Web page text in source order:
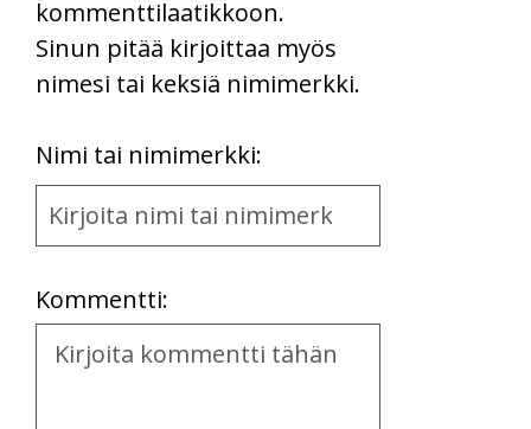
kommenttilaatikkoon.
Sinun pitää kirjoittaa myös
nimesi tai keksiä nimimerkki.
Nimi tai nimimerkki:
Name
and
Kommentti:
Kommentti